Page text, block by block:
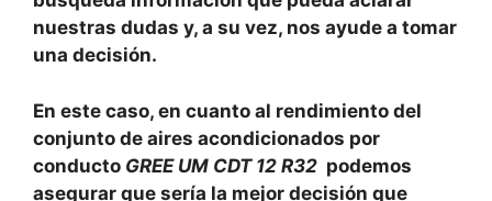
nuestras dudas y, a su vez, nos ayude a tomar
una decisión.
En este caso, en cuanto al rendimiento del
conjunto de aires acondicionados por
conducto GREE UM CDT 12 R32 podemos
asegurar que sería la mejor decisión que